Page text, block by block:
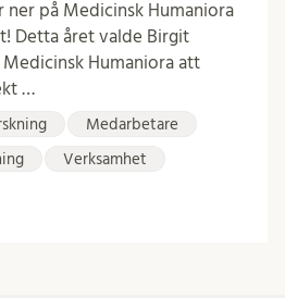
ner på Medicinsk Humaniora
Detta året valde Birgit
Humaniora att
…
Medarbetare
Verksamhet